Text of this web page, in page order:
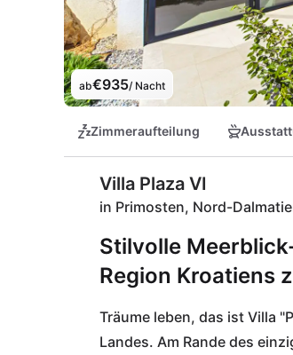
ab€935/ Nacht
Zimmeraufteilung
Villa Plaza VI
in Primosten, Nord-
Stilvolle
Region Kroatiens
Träume leben, das ist Villa
Landes. Am Rande des